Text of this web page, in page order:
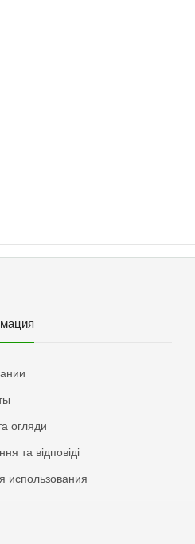
огляди
та відповіді
использования